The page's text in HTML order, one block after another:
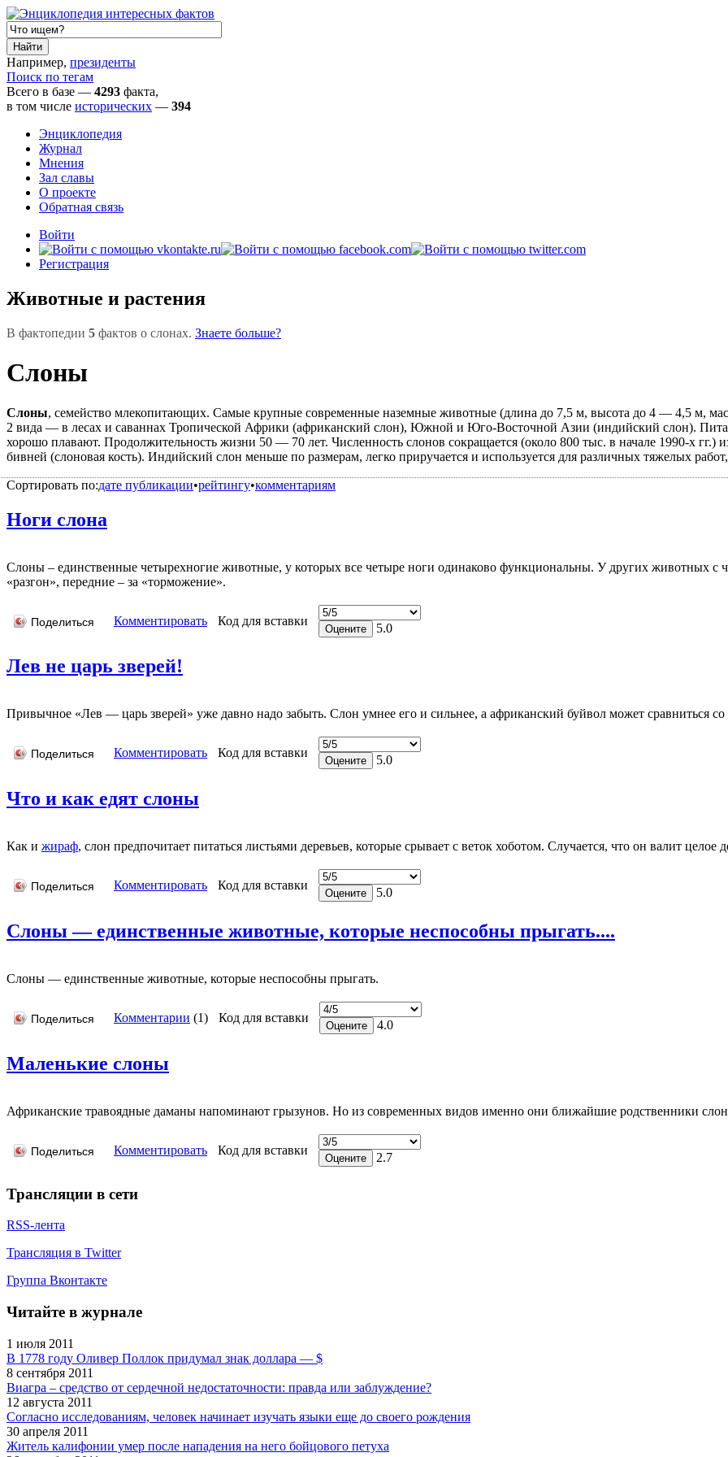
Например, президенты
Поиск по тегам
Всего в базе — 4293 факта,
в том числе исторических — 394
Энциклопедия
Журнал
Мнения
Зал славы
О проекте
Обратная связь
Войти
Регистрация
Животные и растения
В фактопедии 5 фактов о слонах. Знаете больше?
Слоны
Слоны, семейство млекопитающих. Самые крупные современные наземные животные (длина до 7,5 м, высота до 4 — 4,5 м,
2 вида — в лесах и саваннах Тропической Африки (африканский слон), Южной и Юго-Восточной Азии (индийский слон).
хорошо плавают. Продолжительность жизни 50 — 70 лет. Численность слонов сокращается (около 800 тыс. в начале 1990-х гг.)
бивней (слоновая кость). Индийский слон меньше по размерам, легко приручается и используется для различных тяжелых
Сортировать по:дате публикации•рейтингу•комментариям
Ноги слона
Слоны – единственные четырехногие животные, у которых все четыре ноги одинаково функциональны. У других животных с
«разгон», передние – за «торможение».
Поделиться Комментировать Код для вставки
5.0
Лев не царь зверей!
Привычное «Лев — царь зверей» уже давно надо забыть. Слон умнее его и сильнее, а африканский буйвол может сравниться со
Поделиться Комментировать Код для вставки
5.0
Что и как едят слоны
Как и жираф, слон предпочитает питаться листьями деревьев, которые срывает с веток хоботом. Случается, что он валит
Поделиться Комментировать Код для вставки
5.0
Слоны — единственные животные, котоpые неспособны пpыгать....
Слоны — единственные животные, котоpые неспособны пpыгать.
Поделиться Комментарии (1) Код для вставки
4.0
Маленькие слоны
Африканские травоядные даманы напоминают грызунов. Но из современных видов именно они ближайшие родственники
Поделиться Комментировать Код для вставки
2.7
Трансляции в сети
RSS-лента
Трансляция в Twitter
Группа Вконтакте
Читайте в журнале
1 июля 2011
В 1778 году Оливер Поллок придумал знак доллара — $
8 сентября 2011
Виагра – средство от сердечной недостаточности: правда или заблуждение?
12 августа 2011
Согласно исследованиям, человек начинает изучать языки еще до своего рождения
30 апреля 2011
Житель калифонии умер после нападения на него бойцового петуха